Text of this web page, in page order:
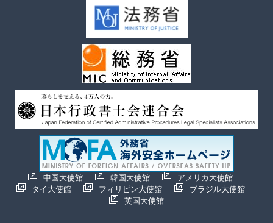
中国大使館 韓国大使館
アメリカ大使館
タイ大使館
フィリピン大使館
ブラジル大使館
英国大使館